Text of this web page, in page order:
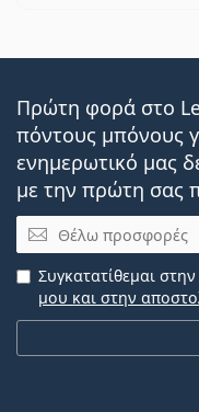
Πρώτη φορά στο
πόντους μπόνους
ενημερωτικό μας
με την πρώτη σας
Email
Συγκατατίθεμαι στην
μου και στην